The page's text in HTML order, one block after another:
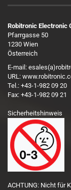
Robitronic Electronic
Pfarrgasse 50
1230 Wien
Österreich
E-mail:
URL:
Tel.: +43-1-982 09 20
Fax: +43-1-982 09 21
Sicherheitshinweis
ACHTUNG: Nicht für